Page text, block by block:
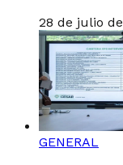
28 de julio
GENERAL